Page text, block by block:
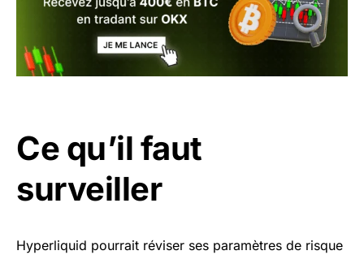
Ce qu’il faut
surveiller
Hyperliquid pourrait réviser ses paramètres de risque